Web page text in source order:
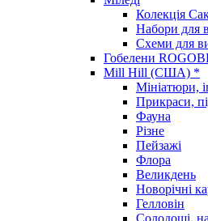
Колекція
Набори для
Схеми для
Гобелени
Mill Hill (США) *
Мініатюри,
Прикраси,
Фауна
Різне
Пейзажі
Флора
Великдень
Новорічні
Гелловін
Солодощі,